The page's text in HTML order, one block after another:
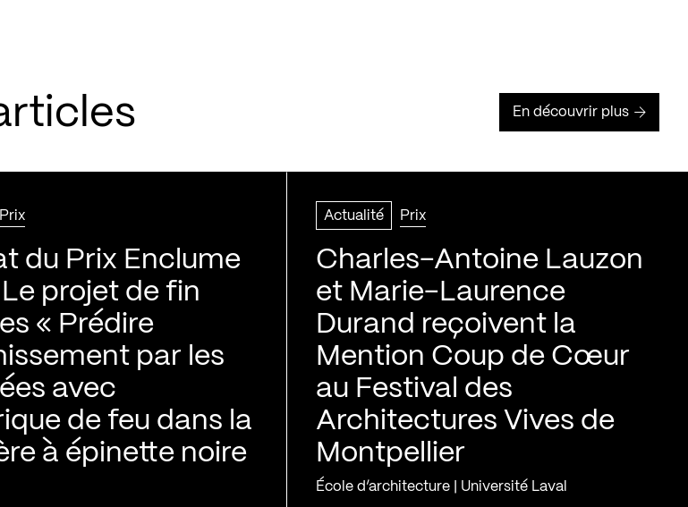
En découvrir plus
Prix
du Prix Enclume
projet de fin
« Prédire
par les
avec
de feu dans la
à épinette noire
Actualité Prix
Charles-Antoine Lauzon
et Marie-Laurence
Durand reçoivent la
Mention Coup de Cœur
au Festival des
Architectures Vives de
Montpellier
École d’architecture | Université Laval